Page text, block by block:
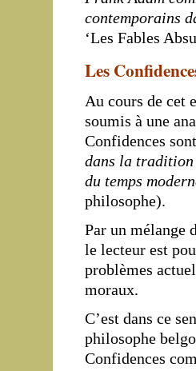
contemporains
‘Les Fables
Les
Au cours de cet
soumis à une
Confidences
dans la tradition
du temps
philosophe).
Par un mélange
le lecteur est
problèmes
moraux.
C’est dans ce
philosophe
Confidences